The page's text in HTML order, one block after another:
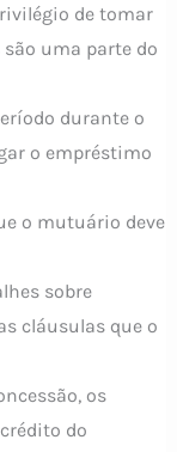
de tomar
uma parte do
durante o
o empréstimo
o mutuário deve
sobre
cláusulas que o
os
do